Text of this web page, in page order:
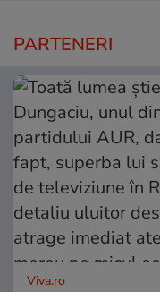
PARTENERI
Viva.ro